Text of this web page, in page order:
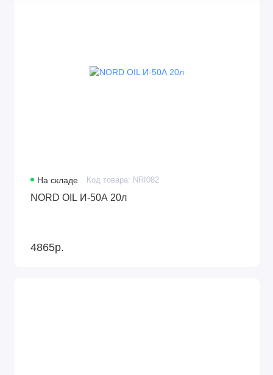
На складе Код товара: NRI082
NORD OIL И-50А 20л
4865р.